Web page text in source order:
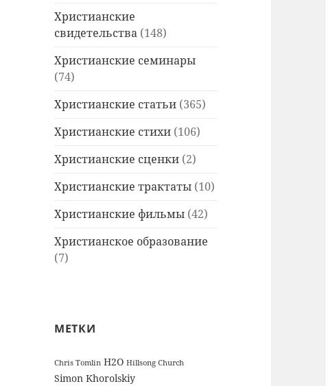
Христианские
свидетельства (148)
Христианские семинары
(74)
Христианские статьи (365)
Христианские стихи (106)
Христианские сценки (2)
Христианские трактаты (10)
Христианские фильмы (42)
Христианское образование
(7)
МЕТКИ
Chris Tomlin H2O Hillsong Church
Simon Khorolskiy